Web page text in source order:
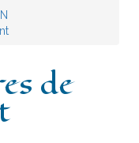
de